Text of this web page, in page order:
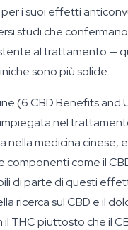
i suoi effetti
studi che
al trattamento —
sono più solide.
(6 CBD Benefits and
nel
nella medicina cinese,
componenti come il
di parte di questi
ricerca sul CBD e il
THC piuttosto che il